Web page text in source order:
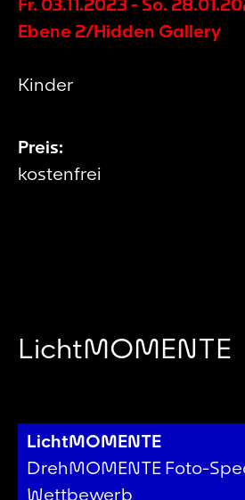
Ebene 2/Hidden Gallery
Kinder
Preis:
kostenfrei
LichtMOMENTE
LichtMOMENTE
DrehMOMENTE Foto-
Wettbewerb